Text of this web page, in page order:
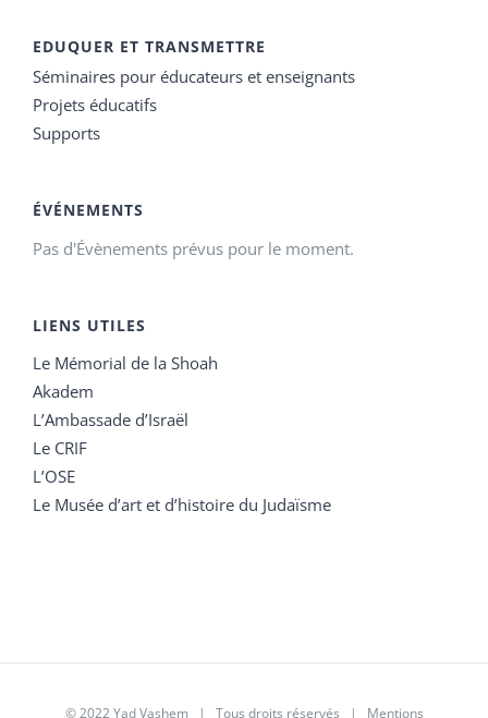
EDUQUER ET TRANSMETTRE
Séminaires pour éducateurs et enseignants
Projets éducatifs
Supports
ÉVÉNEMENTS
Pas d'Évènements prévus pour le moment.
LIENS UTILES
Le Mémorial de la Shoah
Akadem
L’Ambassade d’Israël
Le CRIF
L’OSE
Le Musée d’art et d’histoire du Judaïsme
© 2022 Yad Vashem | Tous droits réservés | Mentions